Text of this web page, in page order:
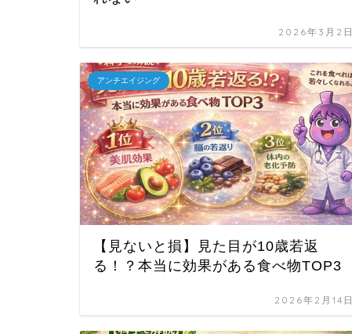
2026年3月2日
アンチエイジング
【見ないと損】見た目が10歳若返
る！？本当に効果がある食べ物TOP3
2026年2月14日